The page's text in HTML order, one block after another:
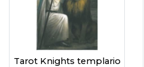
Tarot Knights templario